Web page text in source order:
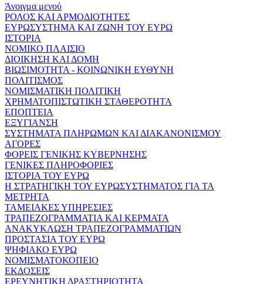
Άνοιγμα μενού
ΡΟΛΟΣ ΚΑΙ ΑΡΜΟΔΙΟΤΗΤΕΣ
ΕΥΡΩΣΥΣΤΗΜΑ ΚΑΙ ΖΩΝΗ ΤΟΥ ΕΥΡΩ
ΙΣΤΟΡΙΑ
ΝΟΜΙΚΟ ΠΛΑΙΣΙΟ
ΔΙΟΙΚΗΣΗ ΚΑΙ ΔΟΜΗ
ΒΙΩΣΙΜΟΤΗΤΑ - ΚΟΙΝΩΝΙΚΗ ΕΥΘΥΝΗ
ΠΟΛΙΤΙΣΜΟΣ
ΝΟΜΙΣΜΑΤΙΚΗ ΠΟΛΙΤΙΚΗ
ΧΡΗΜΑΤΟΠΙΣΤΩΤΙΚΗ ΣΤΑΘΕΡΟΤΗΤΑ
ΕΠΟΠΤΕΙΑ
ΕΞΥΓΙΑΝΣΗ
ΣΥΣΤΗΜΑΤΑ ΠΛΗΡΩΜΩΝ ΚΑΙ ΔΙΑΚΑΝΟΝΙΣΜΟΥ
ΑΓΟΡΕΣ
ΦΟΡΕΙΣ ΓΕΝΙΚΗΣ ΚΥΒΕΡΝΗΣΗΣ
ΓΕΝΙΚΕΣ ΠΛΗΡΟΦΟΡΙΕΣ
ΙΣΤΟΡΙΑ ΤΟΥ ΕΥΡΩ
Η ΣΤΡΑΤΗΓΙΚΗ ΤΟΥ ΕΥΡΩΣΥΣΤΗΜΑΤΟΣ ΓΙΑ ΤΑ
ΜΕΤΡΗΤΑ
ΤΑΜΕΙΑΚΕΣ ΥΠΗΡΕΣΙΕΣ
ΤΡΑΠΕΖΟΓΡΑΜΜΑΤΙΑ ΚΑΙ ΚΕΡΜΑΤΑ
ΑΝΑΚΥΚΛΩΣΗ ΤΡΑΠΕΖΟΓΡΑΜΜΑΤΙΩΝ
ΠΡΟΣΤΑΣΙΑ ΤΟΥ ΕΥΡΩ
ΨΗΦΙΑΚΟ ΕΥΡΩ
ΝΟΜΙΣΜΑΤΟΚΟΠΕΙΟ
ΕΚΔΟΣΕΙΣ
ΕΡΕΥΝΗΤΙΚΗ ΔΡΑΣΤΗΡΙΟΤΗΤΑ